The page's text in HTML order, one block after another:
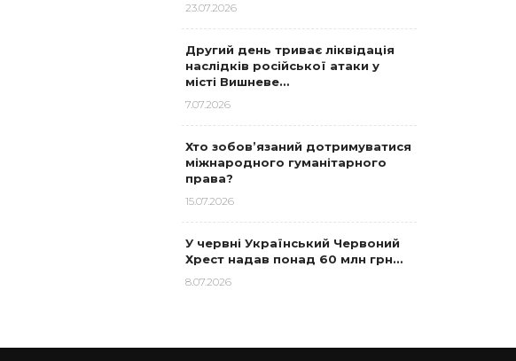
23.07.2026
Другий день триває ліквідація
наслідків російської атаки у
місті Вишневе…
7.07.2026
Хто зобов’язаний дотримуватися
міжнародного гуманітарного
права?
15.07.2026
У червні Український Червоний
Хрест надав понад 60 млн грн…
8.07.2026